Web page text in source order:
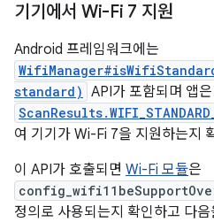
기기에서 Wi-Fi 7 지원
Android 프레임워크에는
standard) API가 포함되며 앱
여 기기가 Wi-Fi 7을 지원하는지
이 API가 호출되면 Wi-Fi 모듈은
정의로 사용되는지 확인하고 다